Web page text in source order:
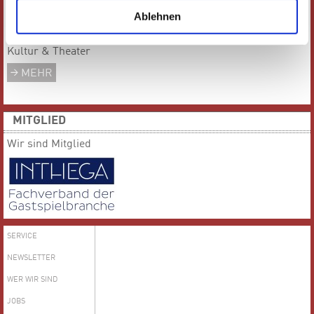
Ablehnen
Das gesamte Team von
Kultur & Theater
MEHR
MITGLIED
Wir sind Mitglied
SERVICE
NEWSLETTER
WER WIR SIND
JOBS